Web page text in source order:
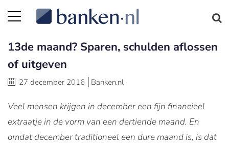
13de maand? Sparen, schulden aflossen
of uitgeven
27 december 2016 Banken.nl
Veel mensen krijgen in december een fijn financieel
extraatje in de vorm van een dertiende maand. En
omdat december traditioneel een dure maand is, is dat